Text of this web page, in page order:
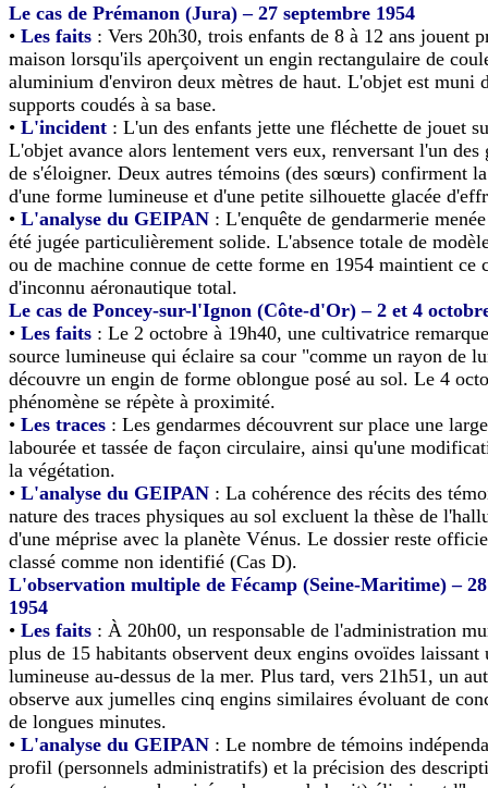
Le cas de Prémanon (Jura) – 27 septembre 1954
• Les faits : Vers 20h30, trois enfants de 8 à 12 ans jouent
maison lorsqu'ils aperçoivent un engin rectangulaire de
aluminium d'environ deux mètres de haut. L'objet est muni
supports coudés à sa base.
• L'incident : L'un des enfants jette une fléchette de jouet
L'objet avance alors lentement vers eux, renversant l'un des
de s'éloigner. Deux autres témoins (des sœurs) confirment
d'une forme lumineuse et d'une petite silhouette glacée
• L'analyse du GEIPAN : L'enquête de gendarmerie
été jugée particulièrement solide. L'absence totale de
ou de machine connue de cette forme en 1954 maintient ce
d'inconnu aéronautique total.
Le cas de Poncey-sur-l'Ignon (Côte-d'Or) – 2 et 4
• Les faits : Le 2 octobre à 19h40, une cultivatrice
source lumineuse qui éclaire sa cour "comme un rayon de
découvre un engin de forme oblongue posé au sol. Le 4
phénomène se répète à proximité.
• Les traces : Les gendarmes découvrent sur place une
labourée et tassée de façon circulaire, ainsi qu'une
la végétation.
• L'analyse du GEIPAN : La cohérence des récits des
nature des traces physiques au sol excluent la thèse de
d'une méprise avec la planète Vénus. Le dossier reste
classé comme non identifié (Cas D).
L'observation multiple de Fécamp (Seine-Maritime) –
1954
• Les faits : À 20h00, un responsable de l'administration
plus de 15 habitants observent deux engins ovoïdes laissant
lumineuse au-dessus de la mer. Plus tard, vers 21h51, un
observe aux jumelles cinq engins similaires évoluant de
de longues minutes.
• L'analyse du GEIPAN : Le nombre de témoins
profil (personnels administratifs) et la précision des